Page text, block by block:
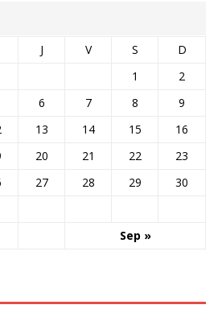
J V S
D
1
2
6 7 8
9
13 14 15
16
20 21 22
23
27 28 29
30
Sep »